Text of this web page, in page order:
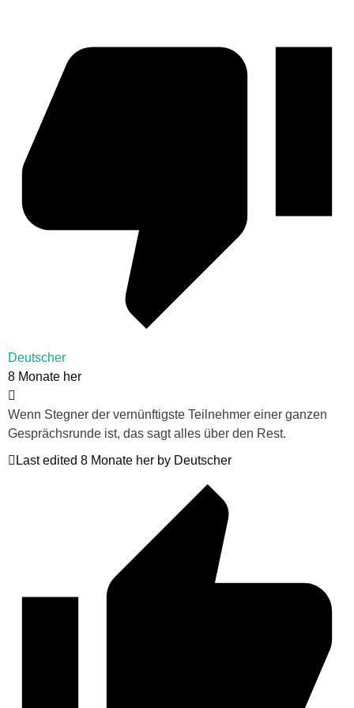
Deutscher
8 Monate her
Wenn Stegner der vernünftigste Teilnehmer einer ganzen
Gesprächsrunde ist, das sagt alles über den Rest.
Last edited 8 Monate her by Deutscher